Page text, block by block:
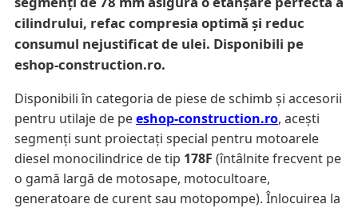
cilindrului, refac compresia optimă și reduc
consumul nejustificat de ulei. Disponibili pe
eshop-construction.ro.
Disponibili în categoria de piese de schimb și accesorii
pentru utilaje de peeshop-construction.ro, acești
segmenți sunt proiectați special pentru motoarele
diesel monocilindrice de tip 178F (întâlnite frecvent pe
o gamă largă de motosape, motocultoare,
generatoare de curent sau motopompe). Înlocuirea la